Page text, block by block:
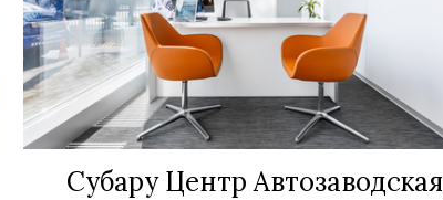
Субару Центр Автозаводская